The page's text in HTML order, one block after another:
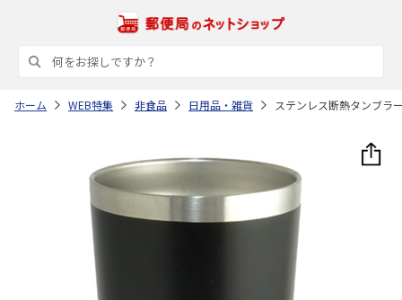
ホーム WEB特集 非食品 日用品・雑貨 ステンレス断熱タンブ